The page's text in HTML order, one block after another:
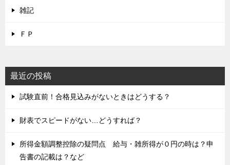
雑記
ＦＰ
最近の投稿
試験直前！合格見込みがないときはどうする？
財表でスピードがない…どうすれば？
所得金額調整控除の疑問点 給与・雑所得が０円の時は？申
告書の記載は？など